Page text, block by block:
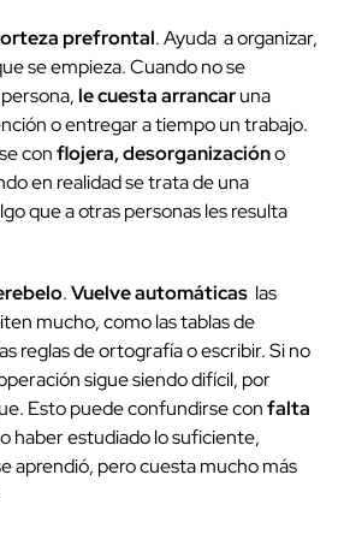
prefrontal. Ayuda a organizar,
se empieza. Cuando no se
le cuesta arrancaruna
o entregar a tiempo un trabajo.
conflojera, desorganizacióno
en realidad se trata de una
que a otras personas les resulta
.Vuelve automáticas las
mucho, como las tablas de
reglas de ortografía o escribir. Si no
sigue siendo difícil, por
Esto puede confundirse confalta
haber estudiado lo suficiente,
aprendió, pero cuesta mucho más